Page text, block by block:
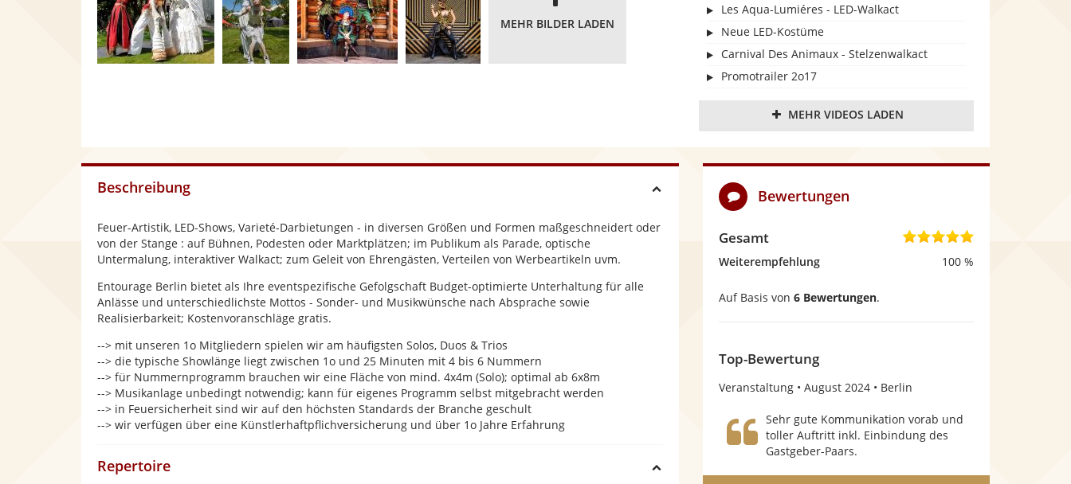
MEHR BILDER LADEN
Les Aqua-Lumiéres - LED-Walkact
Neue LED-Kostüme
Carnival Des Animaux - Stelzenwalkact
Promotrailer 2o17
LED-TooldemoMEHR VIDEOS LADEN
Beschreibung
Feuer-Artistik, LED-Shows, Varieté-Darbietungen - in diversen Größen und Formen maßgeschneidert oder
von der Stange : auf Bühnen, Podesten oder Marktplätzen; im Publikum als Parade, optische
Untermalung, interaktiver Walkact; zum Geleit von Ehrengästen, Verteilen von Werbeartikeln uvm.
Entourage Berlin bietet als Ihre eventspezifische Gefolgschaft Budget-optimierte Unterhaltung für alle
Anlässe und unterschiedlichste Mottos - Sonder- und Musikwünsche nach Absprache sowie
Realisierbarkeit; Kostenvoranschläge gratis.
--> mit unseren 1o Mitgliedern spielen wir am häufigsten Solos, Duos & Trios
--> die typische Showlänge liegt zwischen 1o und 25 Minuten mit 4 bis 6 Nummern
--> für Nummernprogramm brauchen wir eine Fläche von mind. 4x4m (Solo); optimal ab 6x8m
--> Musikanlage unbedingt notwendig; kann für eigenes Programm selbst mitgebracht werden
--> in Feuersicherheit sind wir auf den höchsten Standards der Branche geschult
--> wir verfügen über eine Künstlerhaftpflichversicherung und über 1o Jahre Erfahrung
Repertoire
Bewertungen
Gesamt
5
r
Weiterempfehlung 100 %
Auf Basis von 6 Bewertungen.
Top-Bewertung
Veranstaltung August 2024 Berlin
Sehr gute Kommunikation vorab und
toller Auftritt inkl. Einbindung des
Gastgeber-Paars.